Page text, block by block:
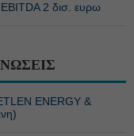
EBITDA 2 δισ. ευρω
ENERGY &